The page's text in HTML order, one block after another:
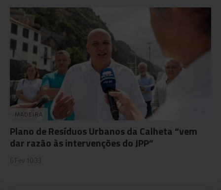
MADEIRA
Plano de Resíduos Urbanos da Calheta “vem
dar razão às intervenções do JPP”
6 Fev 10:33